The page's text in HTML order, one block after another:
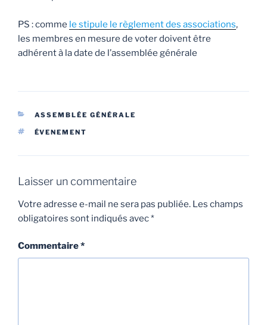
PS : comme le stipule le règlement des associations,
les membres en mesure de voter doivent être
adhérent à la date de l’assemblée générale
CATÉGORIES
ASSEMBLÉE GÉNÉRALE
ÉTIQUETTES
ÉVENEMENT
Laisser un commentaire
Votre adresse e-mail ne sera pas publiée. Les champs
obligatoires sont indiqués avec*
Commentaire*